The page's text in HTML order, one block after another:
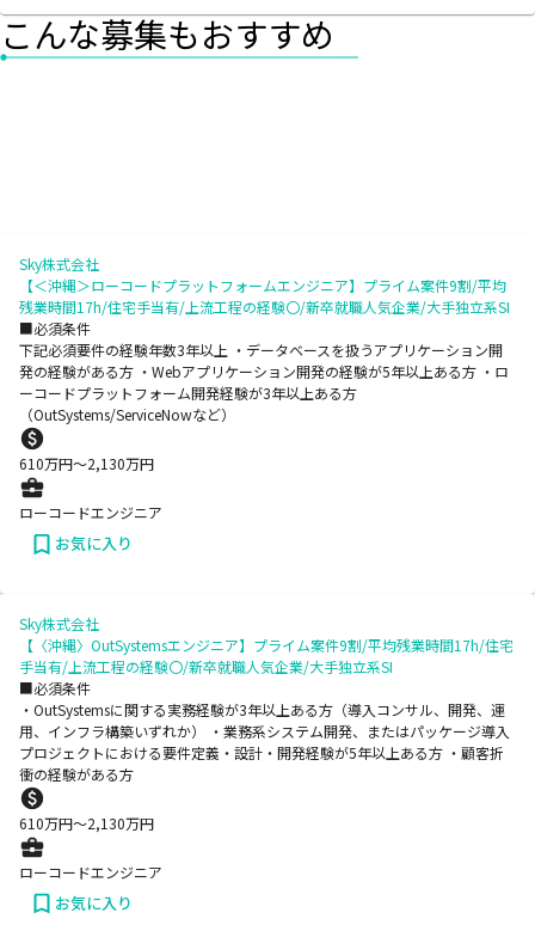
こんな募集もおすすめ
Sky株式会社
【＜沖縄＞ローコードプラットフォームエンジニア】プライム案件9割/平均
残業時間17h/住宅手当有/上流工程の経験〇/新卒就職人気企業/大手独立系SI
■必須条件
下記必須要件の経験年数3年以上 ・データベースを扱うアプリケーション開
発の経験がある方 ・Webアプリケーション開発の経験が5年以上ある方 ・ロ
ーコードプラットフォーム開発経験が3年以上ある方
（OutSystems/ServiceNowなど）
610万円〜2,130万円
ローコードエンジニア
お気に入り
Sky株式会社
【〈沖縄〉OutSystemsエンジニア】プライム案件9割/平均残業時間17h/住宅
手当有/上流工程の経験〇/新卒就職人気企業/大手独立系SI
■必須条件
・OutSystemsに関する実務経験が3年以上ある方（導入コンサル、開発、運
用、インフラ構築いずれか） ・業務系システム開発、またはパッケージ導入
プロジェクトにおける要件定義・設計・開発経験が5年以上ある方 ・顧客折
衝の経験がある方
610万円〜2,130万円
ローコードエンジニア
お気に入り